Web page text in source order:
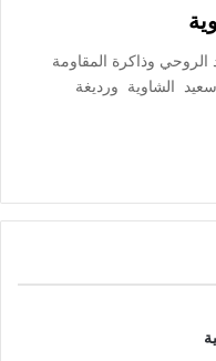
الروحي وذاكرة المقاومة
أولاد سعيد الشاوية ورديغة